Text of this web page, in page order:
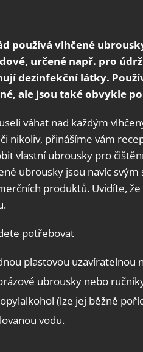
používá vlhčené
určené např. pro
dezinfekční látky.
ale jsou také obvykle
váhat nad každým
nikoliv, přinášíme vám
vlastní ubrousky pro
ubrousky jsou navíc
produktů. Uvidíte,
potřebovat
plastovou uzavíratelnou
ubrousky nebo
(lze jej běžně
vodu.